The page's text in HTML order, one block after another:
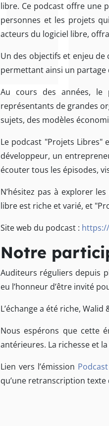
libre. Ce podcast offre une
personnes et les projets
acteurs du logiciel libre,
Un des objectifs et enjeu
permettant ainsi un partage
Au cours des années, le
représentants de grandes
sujets, des modèles
Le podcast "Projets Libres"
développeur, un
écouter tous les épisodes,
N’hésitez pas à explorer
libre est riche et varié, et
Site web du podcast :
Notre
Auditeurs réguliers depuis
eu l’honneur d’être invité
L’échange a été riche,
Nous espérons que cette
antérieures. La richesse et
Lien vers l’émission
qu’une retranscription